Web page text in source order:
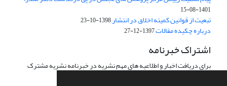
1401-08-15
تبعیت از قوانین کمیته اخلاق در انتشار1398-10-23
درباره چکیده مقالات1397-12-27
اشتراک خبرنامه
برای دریافت اخبار و اطلاعیه های مهم نشریه در خبرنامه نشریه مشترک